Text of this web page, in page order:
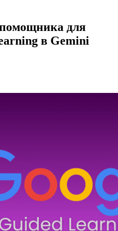
для
в Gemini